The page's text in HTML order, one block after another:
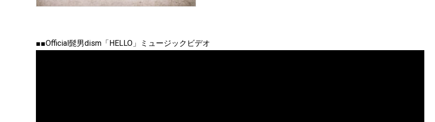
■■Official髭男dism「HELLO」ミュージックビデオ